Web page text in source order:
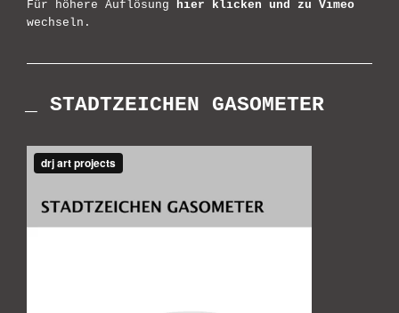
Für höhere Auflösung
hier klicken und zu Vimeo
wechseln.
_ STADTZEICHEN GASOMETER